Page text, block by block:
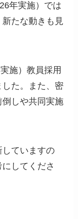
年実施）では
たな動きも見
施）教員採用
た。また、密
しや共同実施
していますの
してくださ